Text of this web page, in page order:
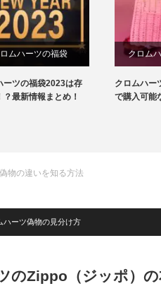
ムハーツの福袋
ーツの福袋2023は存
？最新情報まとめ！
クロム
クロムハー
で購入可能
物の違いを知る方法
ハーツ偽物の見分け方
のZippo（ジッポ）